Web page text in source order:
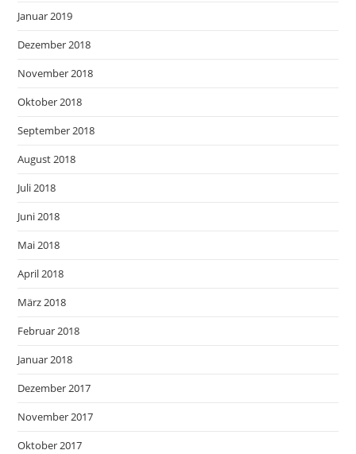
Januar 2019
Dezember 2018
November 2018
Oktober 2018
September 2018
August 2018
Juli 2018
Juni 2018
Mai 2018
April 2018
März 2018
Februar 2018
Januar 2018
Dezember 2017
November 2017
Oktober 2017